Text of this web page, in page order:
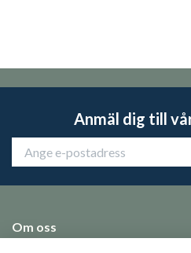
Anmäl dig till
Om oss